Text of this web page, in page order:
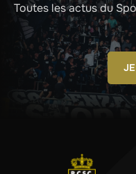
Toutes les actus du